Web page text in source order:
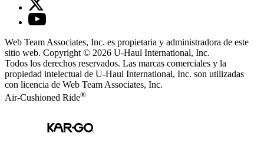
Web Team Associates, Inc. es propietaria y administradora de este
sitio web. Copyright © 2026 U-Haul International, Inc.
Todos los derechos reservados. Las marcas comerciales y la
propiedad intelectual de U-Haul International, Inc. son utilizadas
con licencia de Web Team Associates, Inc.
Air-Cushioned Ride®